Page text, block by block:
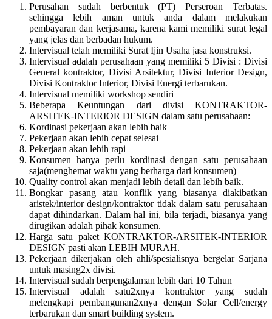
Perusahan sudah berbentuk (PT) Perseroan Terbatas.
sehingga lebih aman untuk anda dalam melakukan
pembayaran dan kerjasama, karena kami memiliki surat legal
yang jelas dan berbadan hukum.
Intervisual telah memiliki Surat Ijin Usaha jasa konstruksi.
Intervisual adalah perusahaan yang memiliki 5 Divisi : Divisi
General kontraktor, Divisi Arsitektur, Divisi Interior Design,
Divisi Kontraktor Interior, Divisi Energi terbarukan.
Intervisual memiliki workshop sendiri
Beberapa Keuntungan dari divisi KONTRAKTOR-
ARSITEK-INTERIOR DESIGN dalam satu perusahaan:
Kordinasi pekerjaan akan lebih baik
Pekerjaan akan lebih cepat selesai
Pekerjaan akan lebih rapi
Konsumen hanya perlu kordinasi dengan satu perusahaan
saja(menghemat waktu yang berharga dari konsumen)
Quality control akan menjadi lebih detail dan lebih baik.
Bongkar pasang atau konflik yang biasanya diakibatkan
aristek/interior design/kontraktor tidak dalam satu perusahaan
dapat dihindarkan. Dalam hal ini, bila terjadi, biasanya yang
dirugikan adalah pihak konsumen.
Harga satu paket KONTRAKTOR-ARSITEK-INTERIOR
DESIGN pasti akan LEBIH MURAH.
Pekerjaan dikerjakan oleh ahli/spesialisnya bergelar Sarjana
untuk masing2x divisi.
Intervisual sudah berpengalaman lebih dari 10 Tahun
Intervisual adalah satu2xnya kontraktor yang sudah
melengkapi pembangunan2xnya dengan Solar Cell/energy
terbarukan dan smart building system.